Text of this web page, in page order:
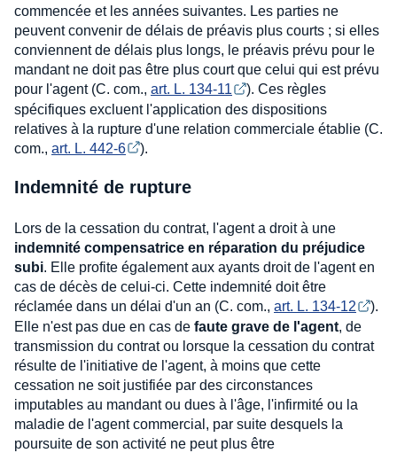
commencée et les années suivantes. Les parties ne
peuvent convenir de délais de préavis plus courts ; si elles
conviennent de délais plus longs, le préavis prévu pour le
mandant ne doit pas être plus court que celui qui est prévu
pour l'agent (C. com., art. L. 134-11
). Ces règles
spécifiques excluent l'application des dispositions
relatives à la rupture d'une relation commerciale établie (C.
com., art. L. 442-6 ).
Indemnité de rupture
Lors de la cessation du contrat, l'agent a droit à une
indemnité compensatrice en réparation du préjudice
subi. Elle profite également aux ayants droit de l'agent en
cas de décès de celui-ci. Cette indemnité doit être
réclamée dans un délai d'un an (C. com., art. L. 134-12
).
Elle n'est pas due en cas de faute grave de l'agent, de
transmission du contrat ou lorsque la cessation du contrat
résulte de l'initiative de l'agent, à moins que cette
cessation ne soit justifiée par des circonstances
imputables au mandant ou dues à l'âge, l'infirmité ou la
maladie de l'agent commercial, par suite desquels la
poursuite de son activité ne peut plus être